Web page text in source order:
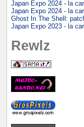
Japan Expo 2024 - la
Japan Expo 2024 - la
Ghost In The Shell:
Japan Expo 2023 - la
Rewlz